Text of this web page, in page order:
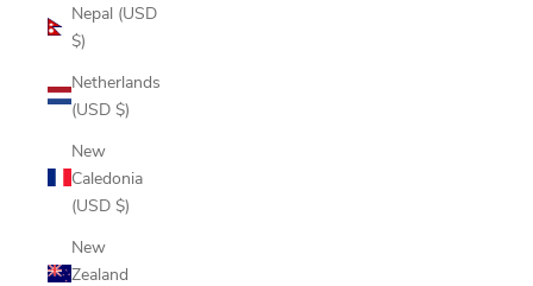
Nepal (USD
$)
Netherlands
(USD $)
New
Caledonia
(USD $)
New
Zealand